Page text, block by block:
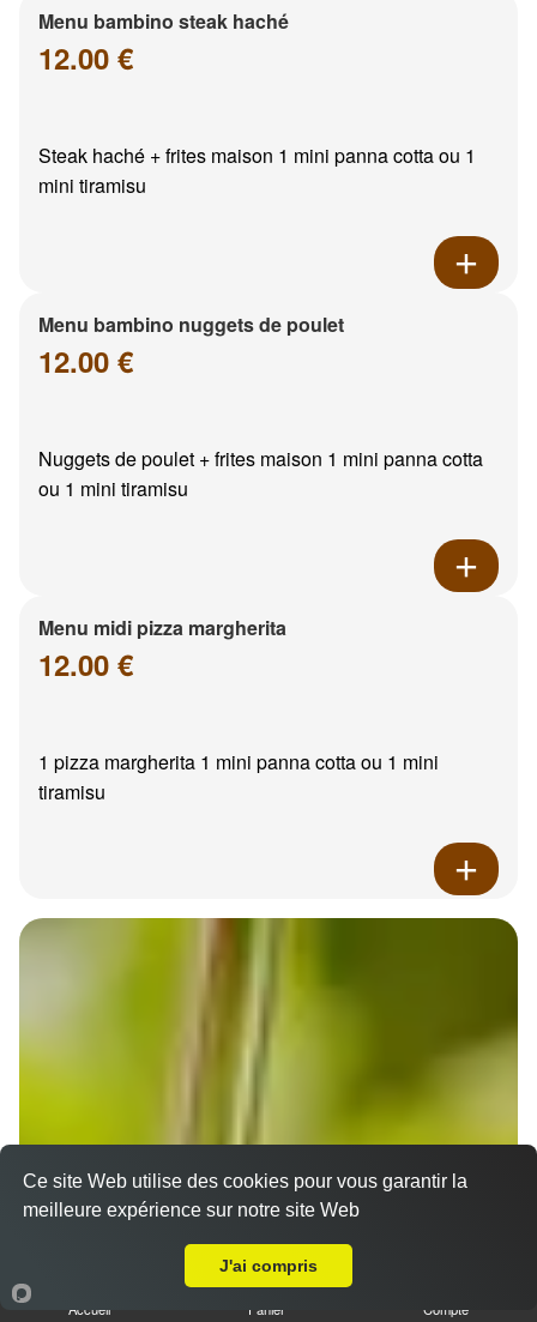
Menu bambino steak haché
12.00 €
Steak haché + frites maison 1 mini panna cotta ou 1
mini tiramisu
Menu bambino nuggets de poulet
12.00 €
Nuggets de poulet + frites maison 1 mini panna cotta
ou 1 mini tiramisu
Menu midi pizza margherita
12.00 €
1 pizza margherita 1 mini panna cotta ou 1 mini
tiramisu
Accueil Panier Compte
Ce site Web utilise des cookies pour vous garantir la
meilleure expérience sur notre site Web
J'ai compris